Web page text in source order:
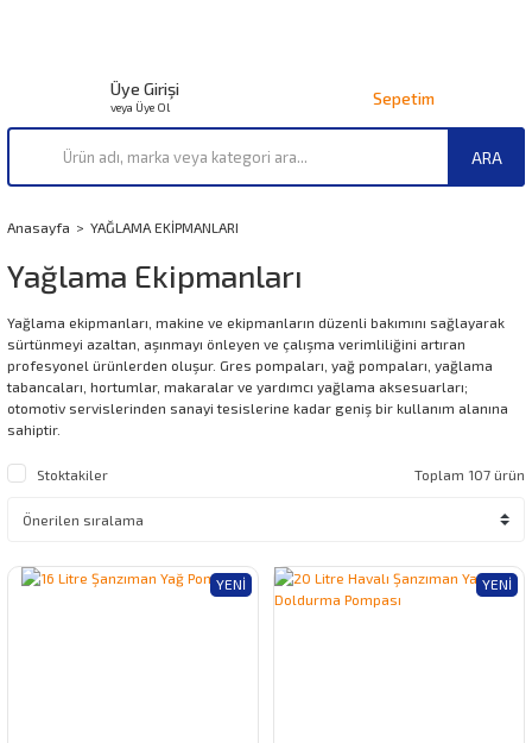
ARA
Üye Girişi
veya Üye Ol Sepetim
Anasayfa YAĞLAMA EKİPMANLARI
Yağlama Ekipmanları
Yağlama ekipmanları, makine ve ekipmanların düzenli bakımını sağlayarak
sürtünmeyi azaltan, aşınmayı önleyen ve çalışma verimliliğini artıran
profesyonel ürünlerden oluşur. Gres pompaları, yağ pompaları, yağlama
tabancaları, hortumlar, makaralar ve yardımcı yağlama aksesuarları;
otomotiv servislerinden sanayi tesislerine kadar geniş bir kullanım alanına
sahiptir.
Stoktakiler Toplam 107 ürün
YENI YENI